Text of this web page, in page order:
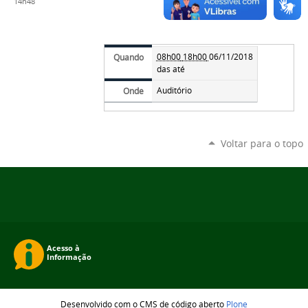
Quando 08h00 18h0006/11/2018
das até
Onde
Auditório
Voltar para o topo
Desenvolvido com o CMS de código aberto Plone